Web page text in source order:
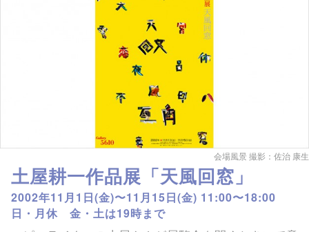
会場風景 撮影：佐治 康生
土屋耕一作品展「天風回窓」
2002年11月1日(金)〜11月15日(金) 11:00〜18:00
日・月休 金・土は19時まで